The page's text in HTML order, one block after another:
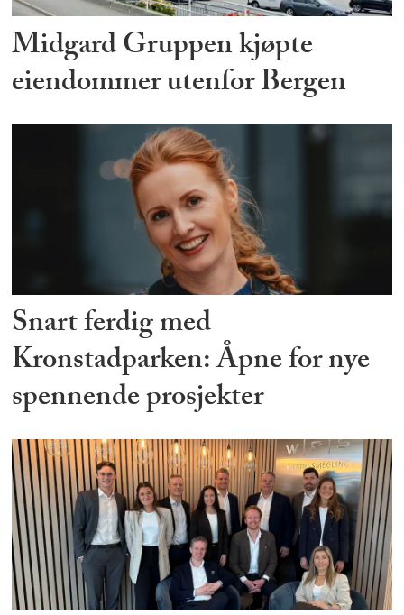
Midgard Gruppen kjøpte
eiendommer utenfor Bergen
Snart ferdig med
Kronstadparken: Åpne for nye
spennende prosjekter